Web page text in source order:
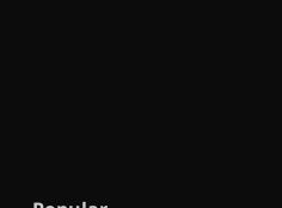
സംരക്ഷണ സമിതി